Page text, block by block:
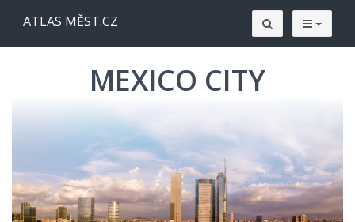
ATLAS MĚST.CZ
MEXICO CITY